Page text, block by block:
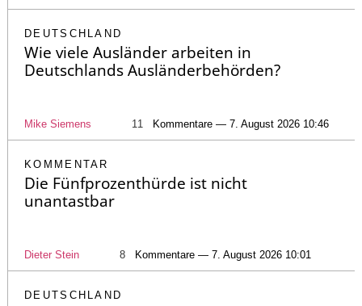
DEUTSCHLAND
Wie viele Ausländer arbeiten in
Deutschlands Ausländerbehörden?
Mike Siemens 11 Kommentare — 7. August 2026 10:46
KOMMENTAR
Die Fünfprozenthürde ist nicht
unantastbar
Dieter Stein 8 Kommentare — 7. August 2026 10:01
DEUTSCHLAND